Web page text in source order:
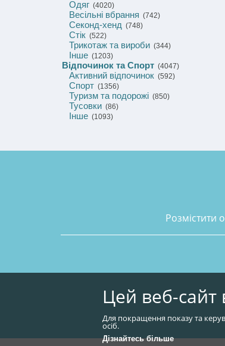
Одяг (4020)
Весільні вбрання (742)
Секонд-хенд (748)
Стік (522)
Трикотаж та вироби (344)
Інше (1203)
Відпочинок та Спорт (4047)
Активний відпочинок (592)
Спорт (1356)
Туризм та подорожі (850)
Тусовки (86)
Інше (1093)
Цей веб-сайт
Для покращення показу та
осіб.
Дізнайтесь більше